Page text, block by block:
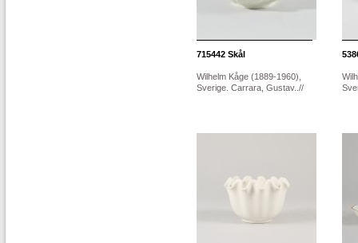
715442 Skål
Wilhelm Kåge (1889-1960),
Sverige. Carrara, Gustav..//